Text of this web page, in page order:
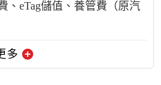
、eTag儲值、養管費（原汽
多